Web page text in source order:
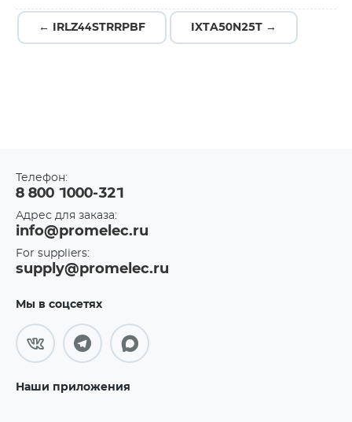
← IRLZ44STRRPBF IXTA50N25T →
Телефон:
8 800 1000-321
Адрес для заказа:
info@promelec.ru
For suppliers:
supply@promelec.ru
Мы в соцсетях
Наши приложения